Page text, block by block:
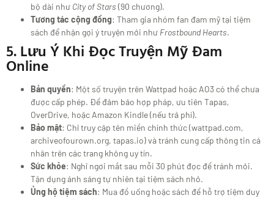
bộ dài như City of Stars (90 chương).
Tương tác cộng đồng: Tham gia nhóm fan đam mỹ tại tiệm
sách để nhận gợi ý truyện mới như Frostbound Hearts.
5. Lưu Ý Khi Đọc Truyện Mỹ Đam
Online
Bản quyền: Một số truyện trên Wattpad hoặc AO3 có thể chưa
được cấp phép. Để đảm bảo hợp pháp, ưu tiên Tapas,
OverDrive, hoặc Amazon Kindle (nếu trả phí).
Bảo mật: Chỉ truy cập tên miền chính thức (wattpad.com,
archiveofourown.org, tapas.io) và tránh cung cấp thông tin cá
nhân trên các trang không uy tín.
Sức khỏe: Nghỉ ngơi mắt sau mỗi 30 phút đọc để tránh mỏi.
Tận dụng ánh sáng tự nhiên tại tiệm sách nhỏ.
Ủng hộ tiệm sách: Mua đồ uống hoặc sách để hỗ trợ tiệm duy